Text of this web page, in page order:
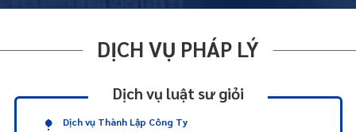
DỊCH VỤ PHÁP LÝ
Dịch vụ luật sư giỏi
Dịch vụ Thành Lập Công Ty